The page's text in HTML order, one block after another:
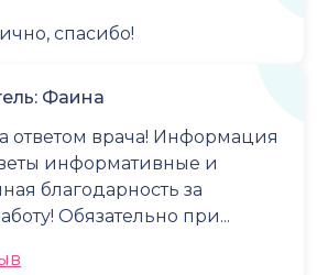
спасибо!
Фаина
ответом врача! Информация
информативные и
благодарность за
Обязательно при...